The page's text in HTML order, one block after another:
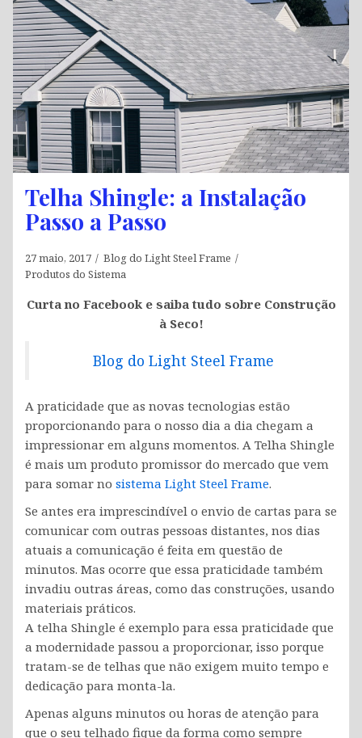
Telha Shingle: a Instalação
Passo a Passo
27 maio, 2017
Blog do Light Steel Frame
Produtos do Sistema
Curta no Facebook e saiba tudo sobre Construção
à Seco!
Blog do Light Steel Frame
A praticidade que as novas tecnologias estão
proporcionando para o nosso dia a dia chegam a
impressionar em alguns momentos. A Telha Shingle
é mais um produto promissor do mercado que vem
para somar no sistema Light Steel Frame.
Se antes era imprescindível o envio de cartas para se
comunicar com outras pessoas distantes, nos dias
atuais a comunicação é feita em questão de
minutos. Mas ocorre que essa praticidade também
invadiu outras áreas, como das construções, usando
materiais práticos.
A telha Shingle é exemplo para essa praticidade que
a modernidade passou a proporcionar, isso porque
tratam-se de telhas que não exigem muito tempo e
dedicação para monta-la.
Apenas alguns minutos ou horas de atenção para
que o seu telhado fique da forma como sempre